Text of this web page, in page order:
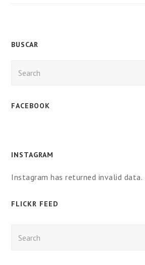
BUSCAR
FACEBOOK
INSTAGRAM
Instagram has returned invalid data.
FLICKR FEED